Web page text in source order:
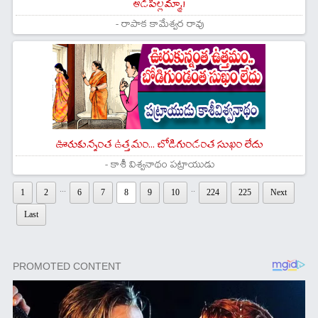
- రాపాక కామేశ్వర రావు
ఊరుకున్నంత ఉత్తమం... బోడిగుండంత సుఖం లేదు
- కాశీ విశ్వనాథం పట్రాయుడు
1 2 ... 6 7 8 9 10 .. 224 225 Next
Last